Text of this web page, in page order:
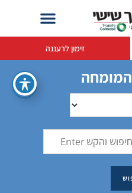
זימון לרעננה